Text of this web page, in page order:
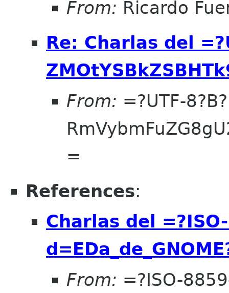
From: Ricardo
Re: Charlas del
From: =?UTF-8?B?
=
References:
Charlas del
From: =?ISO-